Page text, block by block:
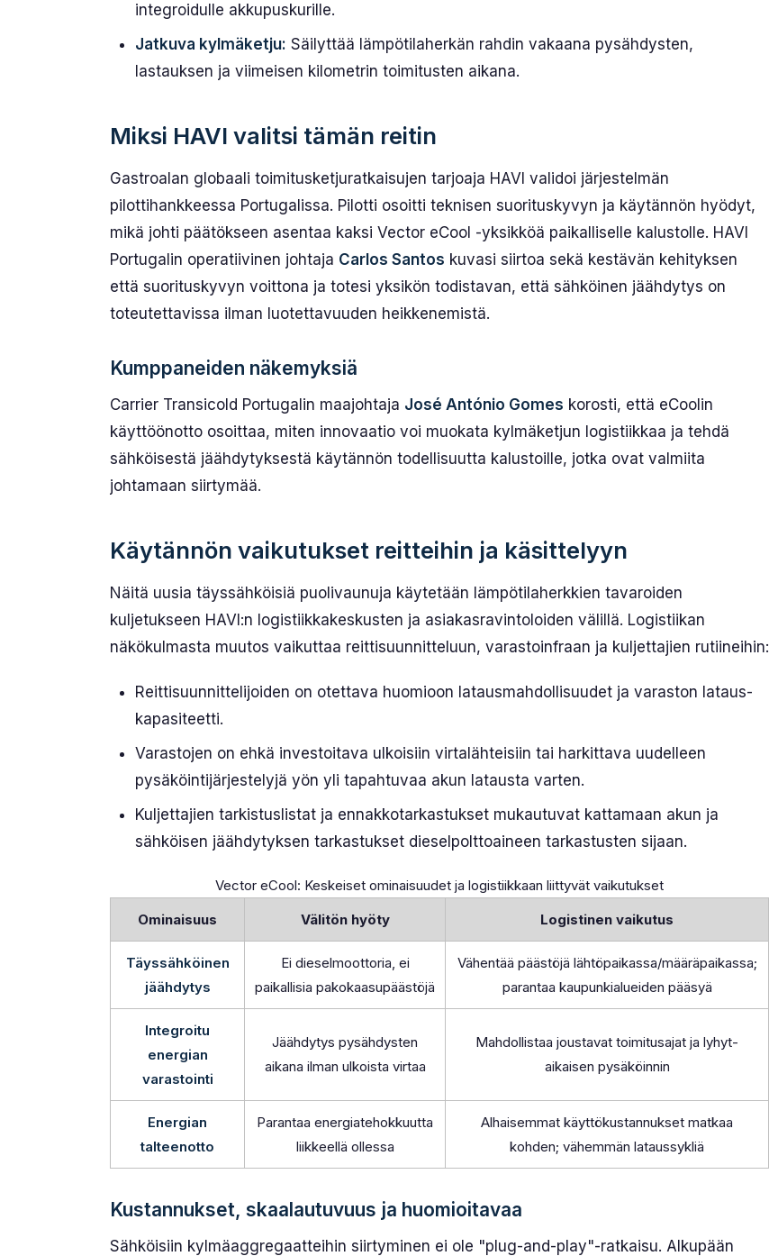
integroidulle akku­puskurille.
Jatkuva kylmäketju: Säilyttää lämpötila­herkän rahdin vakaana pysähdysten,
lastauksen ja viimeisen kilometrin toimitusten aikana.
Miksi HAVI valitsi tämän reitin
Gastro­alan globaali toimitus­ketjuratkaisujen tarjoaja HAVI validoi järjestelmän
pilottihankkeessa Portugalissa. Pilotti osoitti teknisen suorituskyvyn ja käytännön hyödyt,
mikä johti päätökseen asentaa kaksi Vector eCool -yksikköä paikalliselle kalustolle. HAVI
Portugalin operatiivinen johtaja Carlos Santos kuvasi siirtoa sekä kestävän kehityksen
että suorituskyvyn voittona ja totesi yksikön todistavan, että sähköinen jäähdytys on
toteutettavissa ilman luotettavuuden heikkenemistä.
Kumppaneiden näkemyksiä
Carrier Transicold Portugalin maajohtaja José António Gomes korosti, että eCoolin
käyttöönotto osoittaa, miten innovaatio voi muokata kylmäketjun logistiikkaa ja tehdä
sähköisestä jäähdytyksestä käytännön todellisuutta kalustoille, jotka ovat valmiita
johtamaan siirtymää.
Käytännön vaikutukset reitteihin ja käsittelyyn
Näitä uusia täyssähköisiä puoli­vaunuja käytetään lämpötila­herkkien tavaroiden
kuljetukseen HAVI:n logistiikka­keskusten ja asiakas­ravintoloiden välillä. Logistiikan
näkökulmasta muutos vaikuttaa reittisuunnitteluun, varasto­infraan ja kuljettajien rutiineihin:
Reittisuunnittelijoiden on otettava huomioon lataus­mahdollisuudet ja varaston lataus­
kapasiteetti.
Varastojen on ehkä investoitava ulkoisiin virtalähteisiin tai harkittava uudelleen
pysäköinti­järjestelyjä yön yli tapahtuvaa akun latausta varten.
Kuljettajien tarkistuslistat ja ennakkotarkastukset mukautuvat kattamaan akun ja
sähköisen jäähdytyksen tarkastukset diesel­polttoaineen tarkastusten sijaan.
Vector eCool: Keskeiset ominaisuudet ja logistiikkaan liittyvät vaikutukset
Ominaisuus
Välitön hyöty Logistinen vaikutus
Täyssähköinen
jäähdytys
Ei dieselmoottoria, ei
paikallisia pakokaasupäästöjä
Vähentää päästöjä lähtö­paikassa/määrä­paikassa;
parantaa kaupunki­alueiden pääsyä
Integroitu
energian
varastointi
Jäähdytys pysähdysten
aikana ilman ulkoista virtaa
Mahdollistaa joustavat toimitus­ajat ja lyhyt­
aikaisen pysäköinnin
Energian
talteenotto
Parantaa energiatehokkuutta
liikkeellä ollessa
Alhaisemmat käyttökustannukset matkaa
kohden; vähemmän lataussykliä
Kustannukset, skaalautuvuus ja huomioitavaa
Sähköisiin kylmä­aggregaatteihin siirtyminen ei ole "plug-and-play"-ratkaisu. Alkupään